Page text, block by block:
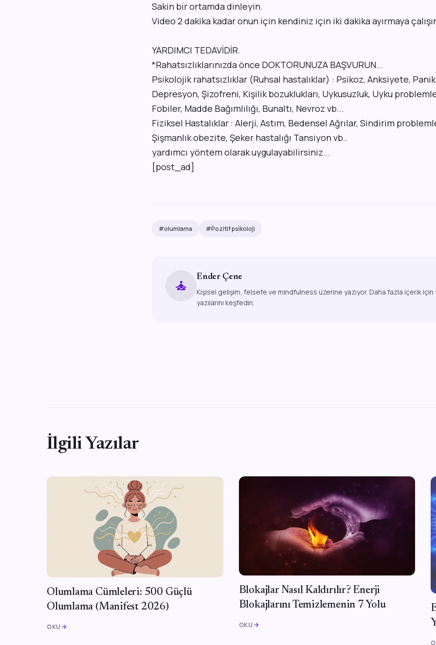
Sakin bir ortamda dinleyin.
Video 2 dakika kadar onun için kendiniz için iki dakika ayırmaya
YARDIMCI TEDAVİDİR.
*Rahatsızlıklarınızda önce DOKTORUNUZA BAŞVURUN...
Psikolojik rahatsızlıklar (Ruhsal hastalıklar) : Psikoz, Anksiyete,
Depresyon, Şizofreni, Kişilik bozuklukları, Uykusuzluk, Uyku
Fobiler, Madde Bağımlılığı, Bunaltı, Nevroz vb...
Fiziksel Hastalıklar : Alerji, Astım, Bedensel Ağrılar, Sindirim
Şişmanlık obezite, Şeker hastalığı Tansiyon vb..
yardımcı yöntem olarak uygulayabilirsiniz...
[post_ad]
#olumlama #Pozitif psikoloji
self_improvement
Ender Çene
Kişisel gelişim, felsefe ve mindfulness üzerine yazıyor. Daha fazla içerik için
yazılarını keşfedin.
İlgili Yazılar
Olumlama Cümleleri: 500 Güçlü
Olumlama (Manifest 2026)
OKU arrow_forward
Blokajlar Nasıl Kaldırılır? Enerji
Blokajlarını Temizlemenin 7 Yolu
OKU arrow_forward